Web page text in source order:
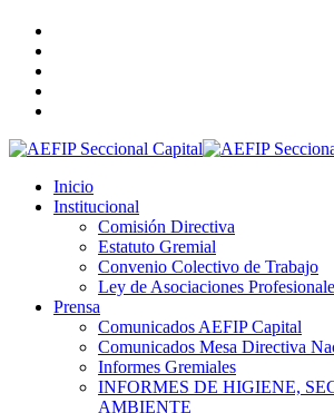
Inicio
Institucional
Comisión Directiva
Estatuto Gremial
Convenio Colectivo de Trabajo
Ley de Asociaciones
Prensa
Comunicados AEFIP Capital
Comunicados Mesa Directiva
Informes Gremiales
INFORMES DE HIGIENE,
AMBIENTE